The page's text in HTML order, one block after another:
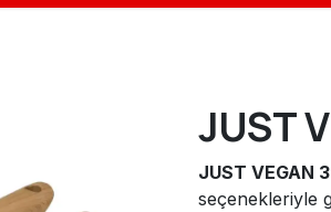
JUST
JUST VEGAN
seçenekleriyle